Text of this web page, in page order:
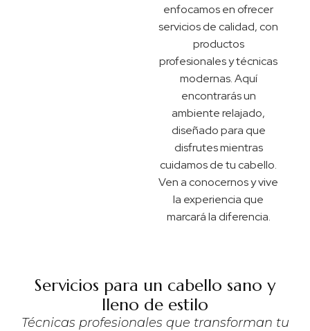
enfocamos en ofrecer
servicios de calidad, con
productos
profesionales y técnicas
modernas. Aquí
encontrarás un
ambiente relajado,
diseñado para que
disfrutes mientras
cuidamos de tu cabello.
Ven a conocernos y vive
la experiencia que
marcará la diferencia.
Servicios para un cabello sano y
lleno de estilo
Técnicas profesionales que transforman tu